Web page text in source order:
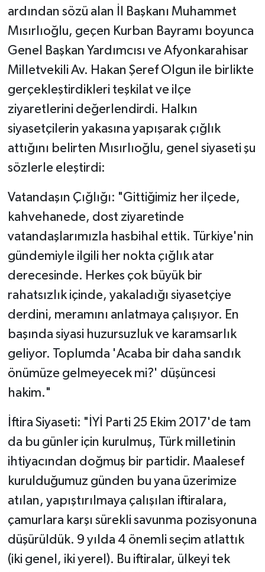
ardından sözü alan İl Başkanı Muhammet
Mısırlıoğlu, geçen Kurban Bayramı boyunca
Genel Başkan Yardımcısı ve Afyonkarahisar
Milletvekili Av. Hakan Şeref Olgun ile birlikte
gerçekleştirdikleri teşkilat ve ilçe
ziyaretlerini değerlendirdi. Halkın
siyasetçilerin yakasına yapışarak çığlık
attığını belirten Mısırlıoğlu, genel siyaseti şu
sözlerle eleştirdi:
​Vatandaşın Çığlığı: "Gittiğimiz her ilçede,
kahvehanede, dost ziyaretinde
vatandaşlarımızla hasbihal ettik. Türkiye'nin
gündemiyle ilgili her nokta çığlık atar
derecesinde. Herkes çok büyük bir
rahatsızlık içinde, yakaladığı siyasetçiye
derdini, meramını anlatmaya çalışıyor. En
başında siyasi huzursuzluk ve karamsarlık
geliyor. Toplumda 'Acaba bir daha sandık
önümüze gelmeyecek mi?' düşüncesi
hakim."
​İftira Siyaseti: "İYİ Parti 25 Ekim 2017'de tam
da bu günler için kurulmuş, Türk milletinin
ihtiyacından doğmuş bir partidir. Maalesef
kurulduğumuz günden bu yana üzerimize
atılan, yapıştırılmaya çalışılan iftiralara,
çamurlara karşı sürekli savunma pozisyonuna
düşürüldük. 9 yılda 4 önemli seçim atlattık
(iki genel, iki yerel). Bu iftiralar, ülkeyi tek